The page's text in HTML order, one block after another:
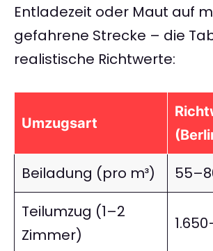
Entladezeit oder Maut auf
gefahrene Strecke – die
realistische Richtwerte:
Umzugsart
Beiladung (pro m³)
Teilumzug (1–2
Zimmer)